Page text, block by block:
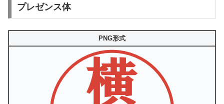
プレゼンス体
PNG形式